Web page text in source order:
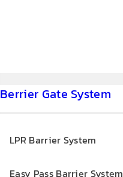
Berrier Gate System
LPR Barrier System
Easy Pass Barrier System